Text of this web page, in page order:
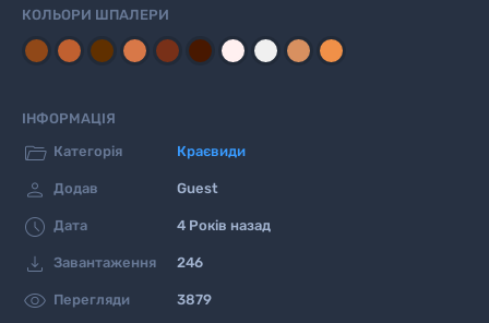
КОЛЬОРИ ШПАЛЕРИ
ІНФОРМАЦІЯ
 Категорія Краєвиди
 Додав Guest
 Дата 4 Років назад
 Завантаження 246
 Перегляди 3879